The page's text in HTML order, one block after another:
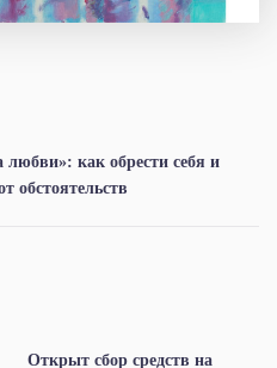
как обрести себя и
обстоятельств
Открыт сбор средств на